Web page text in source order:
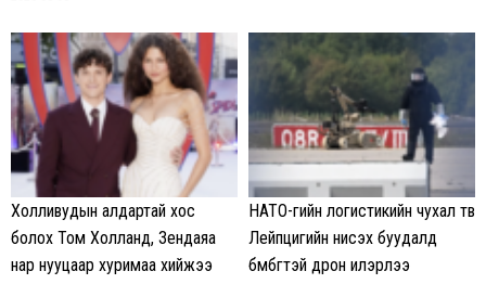
Холливудын алдартай хос
болох Том Холланд, Зендаяа
нар нууцаар хуримаа хийжээ
НАТО-гийн логистикийн чухал төв
Лейпцигийн нисэх буудалд
бөмбөгтэй дрон илэрлээ